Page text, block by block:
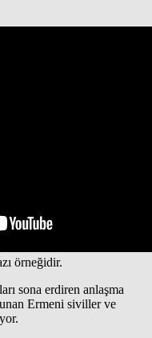
örneğidir.
sona erdiren anlaşma
Ermeni siviller ve